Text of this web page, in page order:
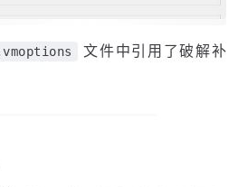
文件中引用了破解补